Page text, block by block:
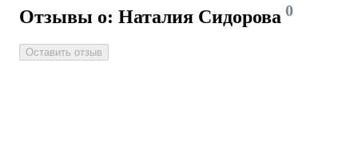
Отзывы о: Наталия Сидорова 0
Оставить отзыв